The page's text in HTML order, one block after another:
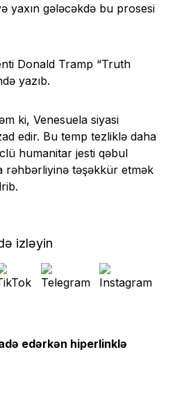
yaxın gələcəkdə bu prosesi
Donald Tramp “Truth
yazıb.
ki, Venesuela siyasi
edir. Bu temp tezliklə daha
humanitar jesti qəbul
rəhbərliyinə təşəkkür etmək
izləyin
edərkən hiperlinklə